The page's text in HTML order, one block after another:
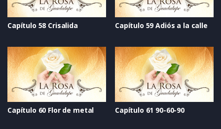
Capítulo 58 Crisalida Capítulo 59 Adiós a la calle
Capítulo 60 Flor de metal Capítulo 61 90-60-90